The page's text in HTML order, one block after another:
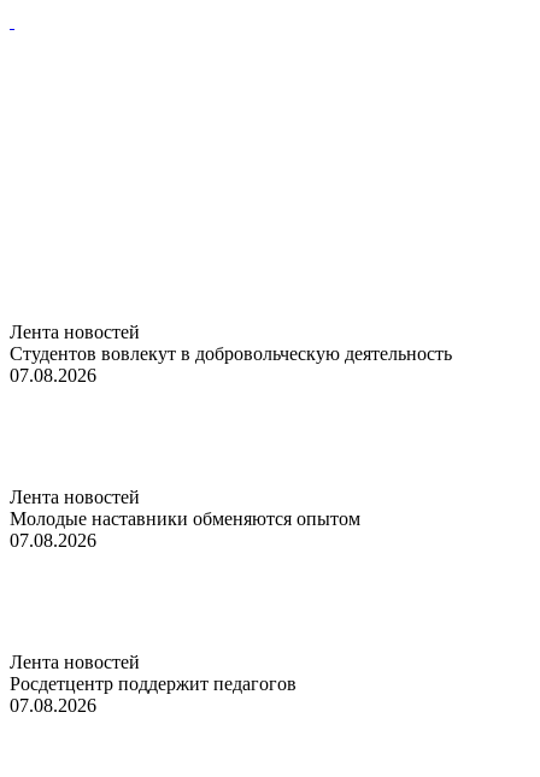
Лента новостей
Студентов вовлекут в добровольческую деятельность
07.08.2026
Лента новостей
Молодые наставники обменяются опытом
07.08.2026
Лента новостей
Росдетцентр поддержит педагогов
07.08.2026